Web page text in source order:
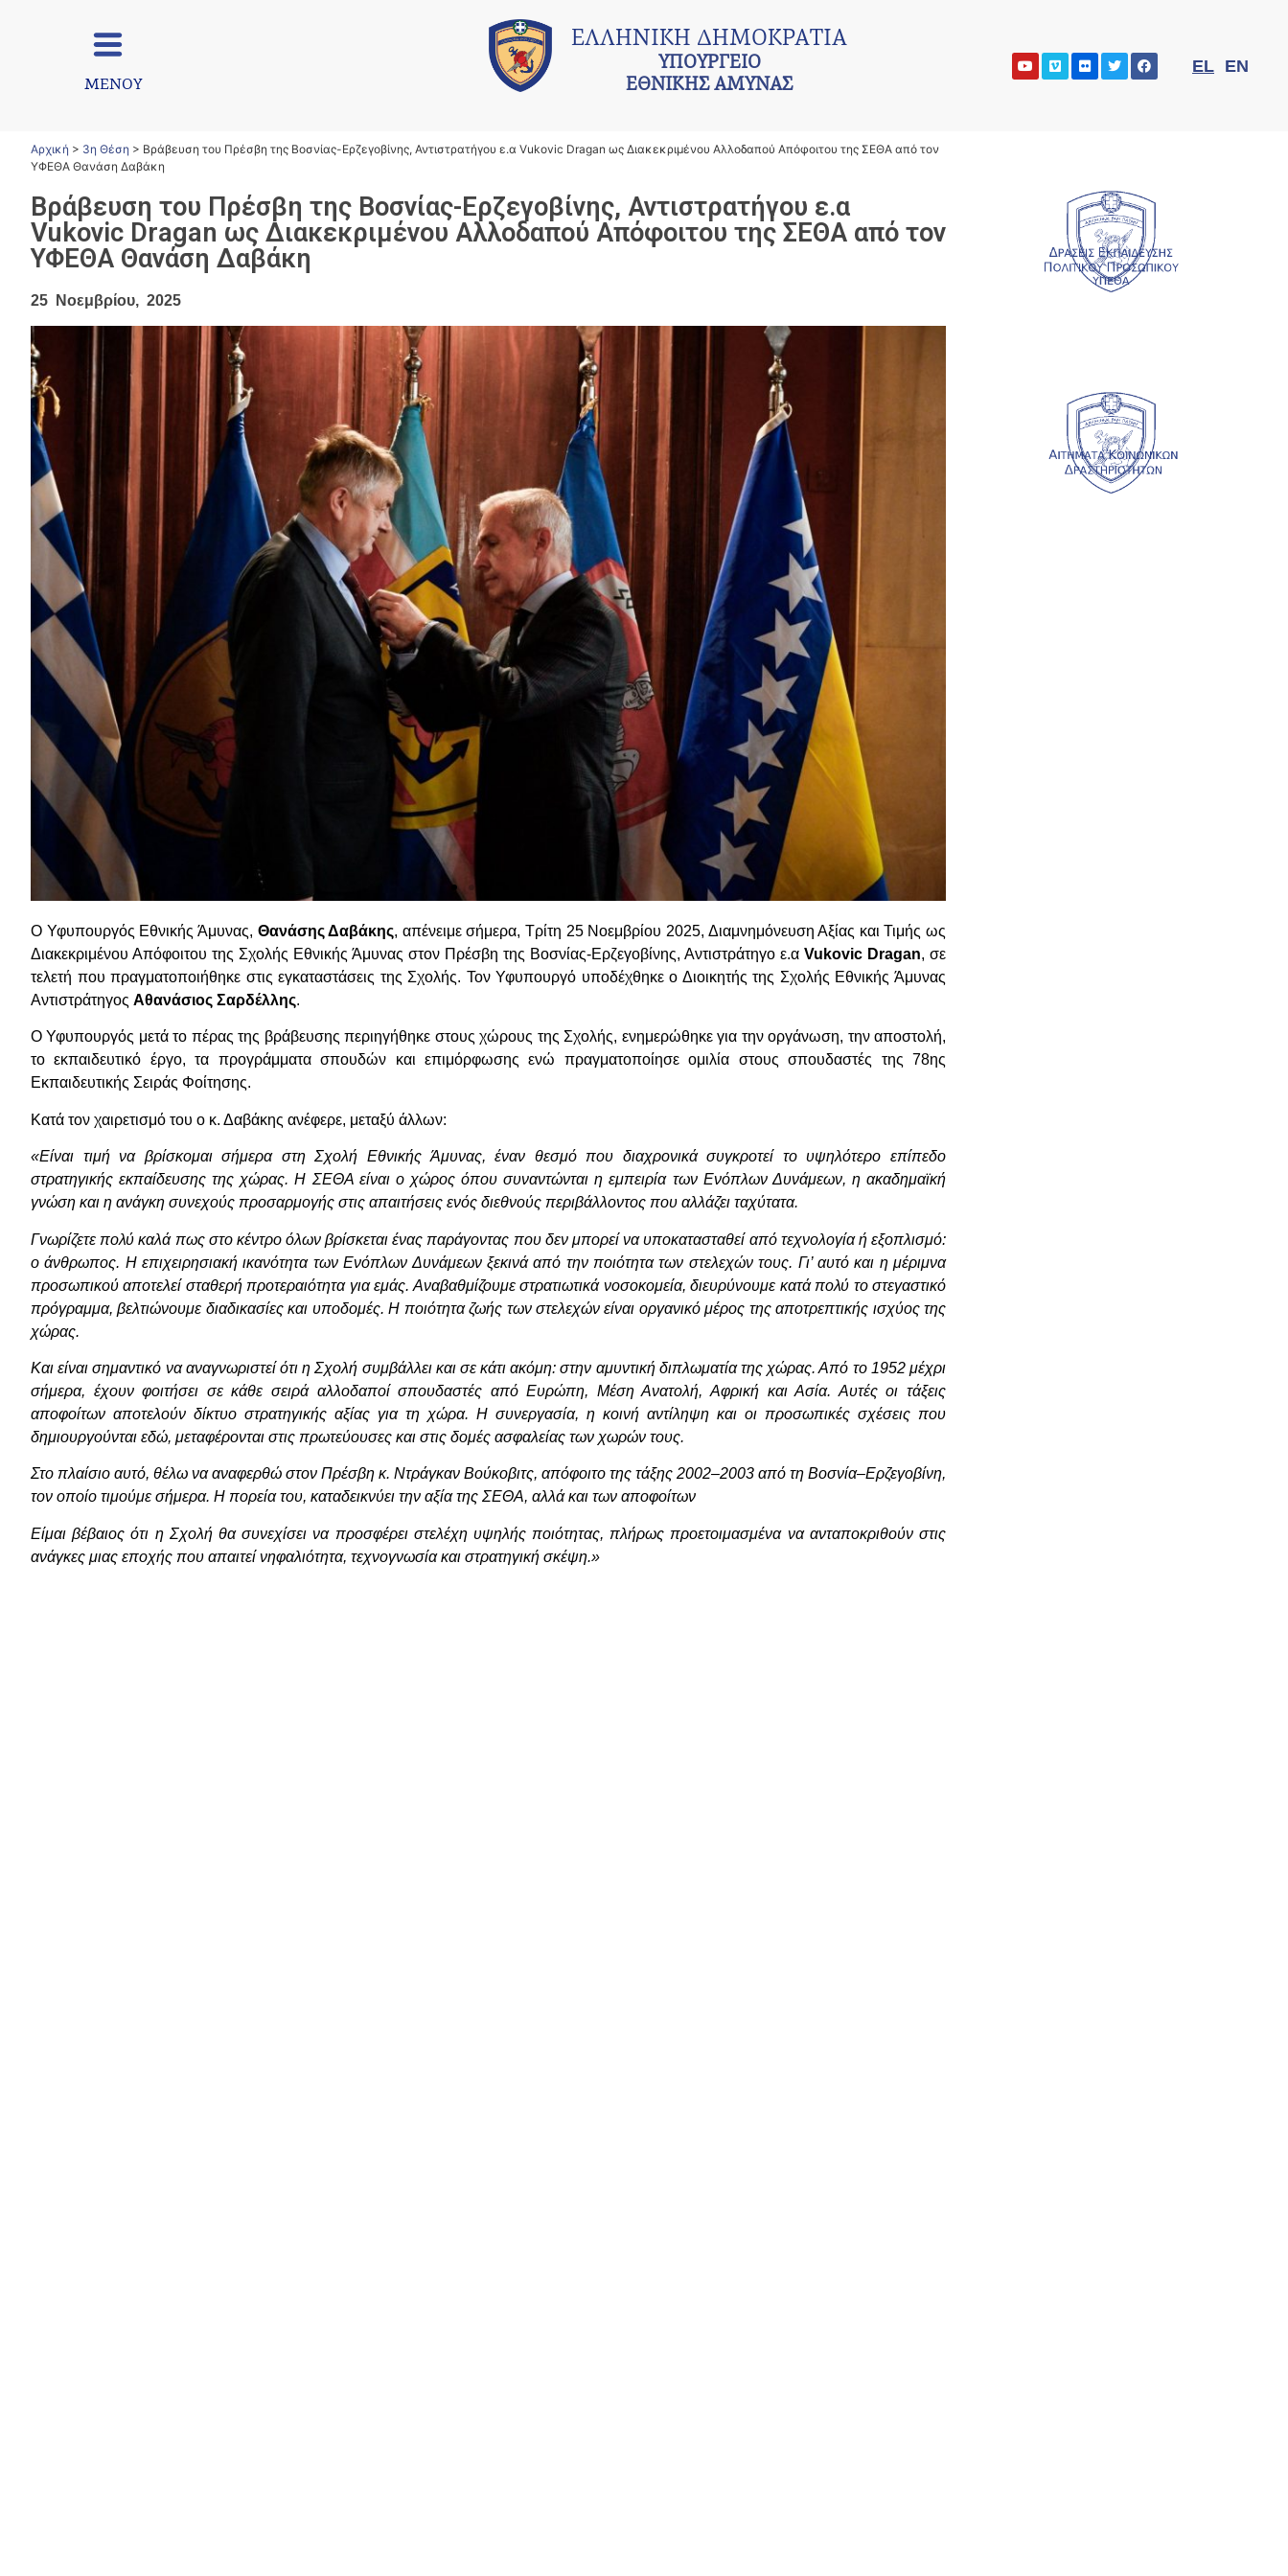
ΜΕΝΟΥ
ΕΛΛΗΝΙΚΗ ΔΗΜΟΚΡΑΤΙΑ
ΥΠΟΥΡΓΕΙΟ
ΕΘΝΙΚΗΣ ΑΜΥΝΑΣ
EL EN
Αρχική > 3η Θέση > Βράβευση του Πρέσβη της Βοσνίας-Ερζεγοβίνης, Αντιστρατήγου ε.α Vukovic Dragan ως Διακεκριμένου Αλλοδαπού Απόφοιτου της ΣΕΘΑ από τον
ΥΦΕΘΑ Θανάση Δαβάκη
Βράβευση του Πρέσβη της Βοσνίας-Ερζεγοβίνης, Αντιστρατήγου ε.α
Vukovic Dragan ως Διακεκριμένου Αλλοδαπού Απόφοιτου της ΣΕΘΑ από τον
ΥΦΕΘΑ Θανάση Δαβάκη
25 Νοεμβρίου, 2025
Ο Υφυπουργός Εθνικής Άμυνας, Θανάσης Δαβάκης, απένειμε σήμερα, Τρίτη 25 Νοεμβρίου 2025, Διαμνημόνευση Αξίας και Τιμής ως
Διακεκριμένου Απόφοιτου της Σχολής Εθνικής Άμυνας στον Πρέσβη της Βοσνίας-Ερζεγοβίνης, Αντιστράτηγο ε.α Vukovic Dragan, σε
τελετή που πραγματοποιήθηκε στις εγκαταστάσεις της Σχολής. Τον Υφυπουργό υποδέχθηκε ο Διοικητής της Σχολής Εθνικής Άμυνας
Αντιστράτηγος Αθανάσιος Σαρδέλλης.
Ο Υφυπουργός μετά το πέρας της βράβευσης περιηγήθηκε στους χώρους της Σχολής, ενημερώθηκε για την οργάνωση, την αποστολή,
το εκπαιδευτικό έργο, τα προγράμματα σπουδών και επιμόρφωσης ενώ πραγματοποίησε ομιλία στους σπουδαστές της 78ης
Εκπαιδευτικής Σειράς Φοίτησης.
Κατά τον χαιρετισμό του ο κ. Δαβάκης ανέφερε, μεταξύ άλλων:
«Είναι τιμή να βρίσκομαι σήμερα στη Σχολή Εθνικής Άμυνας, έναν θεσμό που διαχρονικά συγκροτεί το υψηλότερο επίπεδο
στρατηγικής εκπαίδευσης της χώρας. Η ΣΕΘΑ είναι ο χώρος όπου συναντώνται η εμπειρία των Ενόπλων Δυνάμεων, η ακαδημαϊκή
γνώση και η ανάγκη συνεχούς προσαρμογής στις απαιτήσεις ενός διεθνούς περιβάλλοντος που αλλάζει ταχύτατα.
Γνωρίζετε πολύ καλά πως στο κέντρο όλων βρίσκεται ένας παράγοντας που δεν μπορεί να υποκατασταθεί από τεχνολογία ή εξοπλισμό:
ο άνθρωπος. Η επιχειρησιακή ικανότητα των Ενόπλων Δυνάμεων ξεκινά από την ποιότητα των στελεχών τους. Γι’ αυτό και η μέριμνα
προσωπικού αποτελεί σταθερή προτεραιότητα για εμάς. Αναβαθμίζουμε στρατιωτικά νοσοκομεία, διευρύνουμε κατά πολύ το στεγαστικό
πρόγραμμα, βελτιώνουμε διαδικασίες και υποδομές. Η ποιότητα ζωής των στελεχών είναι οργανικό μέρος της αποτρεπτικής ισχύος της
χώρας.
Και είναι σημαντικό να αναγνωριστεί ότι η Σχολή συμβάλλει και σε κάτι ακόμη: στην αμυντική διπλωματία της χώρας. Από το 1952 μέχρι
σήμερα, έχουν φοιτήσει σε κάθε σειρά αλλοδαποί σπουδαστές από Ευρώπη, Μέση Ανατολή, Αφρική και Ασία. Αυτές οι τάξεις
αποφοίτων αποτελούν δίκτυο στρατηγικής αξίας για τη χώρα. Η συνεργασία, η κοινή αντίληψη και οι προσωπικές σχέσεις που
δημιουργούνται εδώ, μεταφέρονται στις πρωτεύουσες και στις δομές ασφαλείας των χωρών τους.
Στο πλαίσιο αυτό, θέλω να αναφερθώ στον Πρέσβη κ. Ντράγκαν Βούκοβιτς, απόφοιτο της τάξης 2002–2003 από τη Βοσνία–Ερζεγοβίνη,
τον οποίο τιμούμε σήμερα. Η πορεία του, καταδεικνύει την αξία της ΣΕΘΑ, αλλά και των αποφοίτων
Είμαι βέβαιος ότι η Σχολή θα συνεχίσει να προσφέρει στελέχη υψηλής ποιότητας, πλήρως προετοιμασμένα να ανταποκριθούν στις
ανάγκες μιας εποχής που απαιτεί νηφαλιότητα, τεχνογνωσία και στρατηγική σκέψη.»